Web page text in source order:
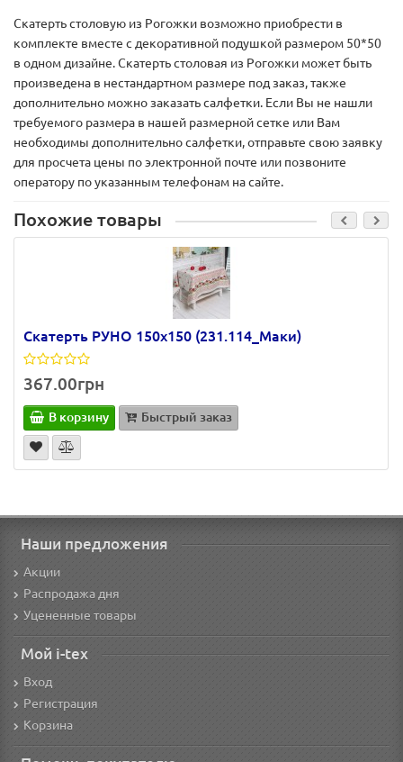
Скатерть столовую из Рогожки возможно приобрести в
комплекте вместе с декоративной подушкой размером 50*50
в одном дизайне. Скатерть столовая из Рогожки может быть
произведена в нестандартном размере под заказ, также
дополнительно можно заказать салфетки. Если Вы не нашли
требуемого размера в нашей размерной сетке или Вам
необходимы дополнительно салфетки, отправьте свою заявку
для просчета цены по электронной почте или позвоните
оператору по указанным телефонам на сайте.
Похожие товары
Скатерть РУНО 150х150 (231.114_Маки)
367.00грн
В корзину Быстрый заказ
Наши предложения
Акции
Распродажа дня
Уцененные товары
Мой i-tex
Вход
Регистрация
Корзина